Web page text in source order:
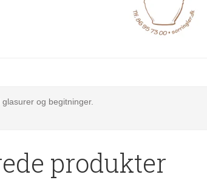
og begitninger.
produkter